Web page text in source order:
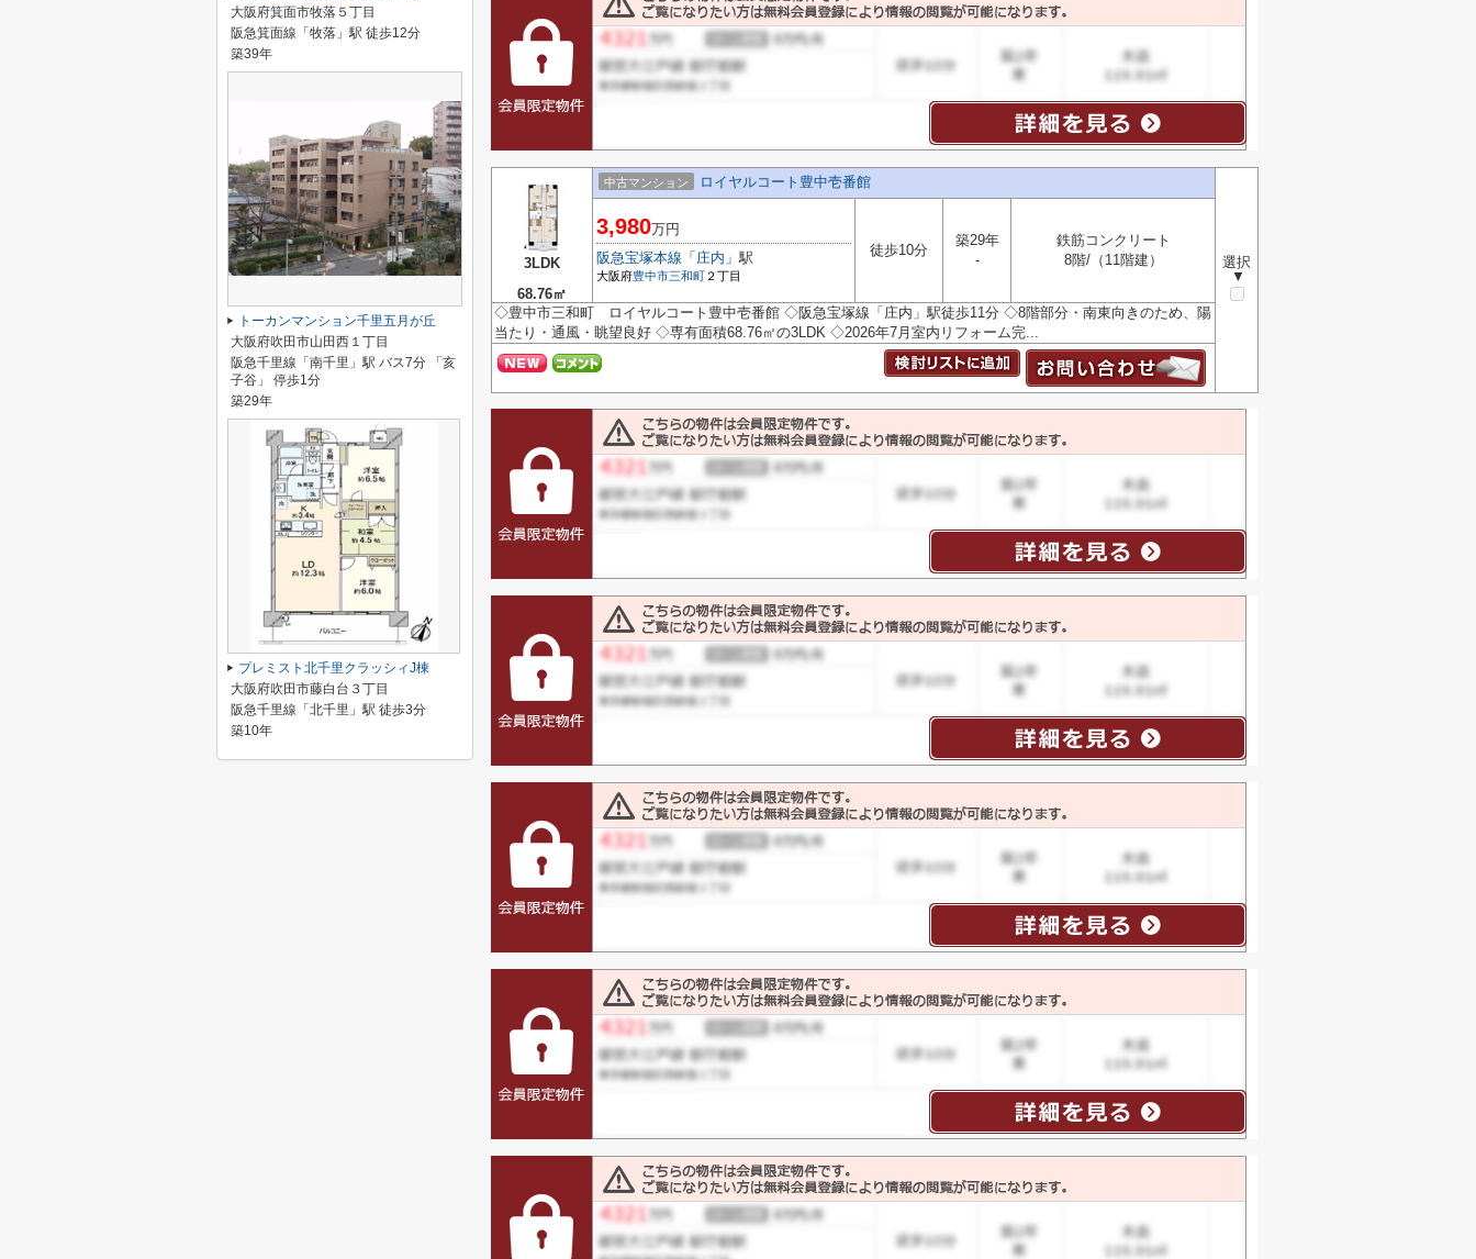
3LDK
68.76㎡
中古マンション ロイヤルコート豊中壱番館
選択
▼
3,980万円
阪急宝塚本線 「 庄内 」駅
大阪府豊中市三和町 ２丁目
徒歩10分
築29年
-
鉄筋コンクリート
8階/（11階建）
◇豊中市三和町 ロイヤルコート豊中壱番館 ◇阪急宝塚線「庄内」駅徒歩11分 ◇8階部分・南東向きのため、陽
当たり・通風・眺望良好 ◇専有面積68.76㎡の3LDK ◇2026年7月室内リフォーム完...
大阪府箕面市牧落５丁目
阪急箕面線「牧落」駅 徒歩12分
築39年
トーカンマンション千里五月が丘
大阪府吹田市山田西１丁目
阪急千里線「南千里」駅 バス7分 「亥
子谷」 停歩1分
築29年
プレミスト北千里クラッシィJ棟
大阪府吹田市藤白台３丁目
阪急千里線「北千里」駅 徒歩3分
築10年